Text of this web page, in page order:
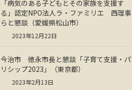
「病気のある子どもとその家族を支援す
る」認定NPO法人ラ・ファミリエ 西理事
らと懇談（愛媛県松山市）
2023年12月22日
今治市 徳永市長と懇談「子育て支援・パ
リシップ2023」（東京都）
2023年2月13日